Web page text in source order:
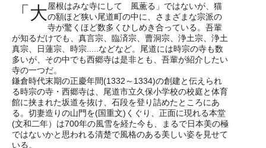
「大屋根はみな寺にして 風薫る」ではないが、猫
の額ほど狭い尾道町の中に、さまざまな宗派の
寺が驚くほど数多くひしめき合っている。吾輩
が知るだけでも、真言宗、臨済宗、曹洞宗、浄土宗、浄土
真宗、日蓮宗、時宗.....などなど。尾道には時宗の寺も数
多いが、その中でも西郷寺は是非とも、吾輩が紹介したい
寺の一つだ。
鎌倉時代末期の正慶年間(1332～1334)の創建と伝えられ
る時宗の寺・西郷寺は、尾道市立久保小学校の校庭と体育
館に挟まれた坂道を抜け、石段を登り詰めたところにあ
る。切妻造りの山門を(国重文)くぐり、正面に現れる本堂
(文和二年）は700年の風雪を経た今も、まるで日本美の極
ではないかと思われる清楚で風格のある美しい姿を見せて
いる。